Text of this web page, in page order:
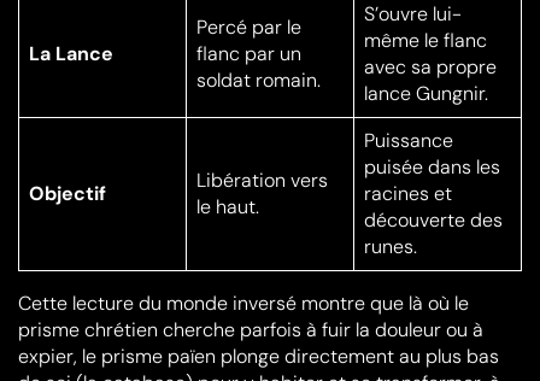
La Lance
Percé par le
flanc par un
soldat romain.
S’ouvre lui-
même le flanc
avec sa propre
lance Gungnir.
Objectif
Libération vers
le haut.
Puissance
puisée dans les
racines et
découverte des
runes.
Cette lecture du monde inversé montre que là où le
prisme chrétien cherche parfois à fuir la douleur ou à
expier, le prisme païen plonge directement au plus bas